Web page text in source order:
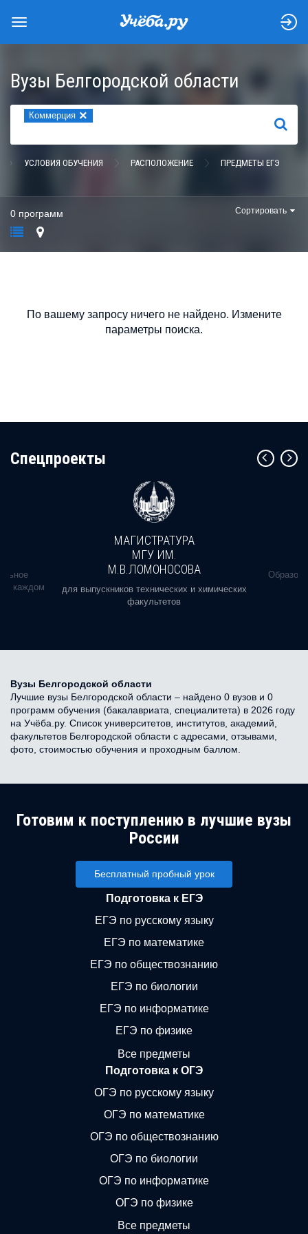
Вузы Белгородской области
Коммерция ×
НАЙТИ
УСЛОВИЯ ОБУЧЕНИЯ РАСПОЛОЖЕНИЕ ПРЕДМЕТЫ ЕГЭ
0 программ Сортировать
По вашему запросу ничего не найдено. Измените
параметры поиска.
Cпецпроекты
в каждом
МАГИСТРАТУРА
МГУ ИМ.
М.В.ЛОМОНОСОВА
для выпускников технических и химических
факультетов
Вузы Белгородской области
Лучшие вузы Белгородской области – найдено 0 вузов и 0
программ обучения (бакалавриата, специалитета) в 2026 году
на Учёба.ру. Список университетов, институтов, академий,
факультетов Белгородской области с адресами, отзывами,
фото, стоимостью обучения и проходным баллом.
Готовим к поступлению в лучшие вузы
России
Бесплатный пробный урок
Подготовка к ЕГЭ
ЕГЭ по русскому языку
ЕГЭ по математике
ЕГЭ по обществознанию
ЕГЭ по биологии
ЕГЭ по информатике
ЕГЭ по физике
Все предметы
Подготовка к ОГЭ
ОГЭ по русскому языку
ОГЭ по математике
ОГЭ по обществознанию
ОГЭ по биологии
ОГЭ по информатике
ОГЭ по физике
Все предметы